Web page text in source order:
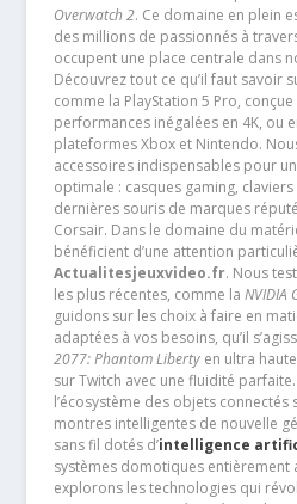
Overwatch 2. Ce domaine en plein
des millions de passionnés à
occupent une place centrale dans
Découvrez tout ce qu’il faut savoir
comme la PlayStation 5 Pro,
performances inégalées en 4K, ou
plateformes Xbox et Nintendo.
accessoires indispensables pour
optimale : casques gaming,
dernières souris de marques
Corsair. Dans le domaine du
bénéficient d’une attention
Actualitesjeuxvideo.fr. Nous
les plus récentes, comme la NVIDIA
guidons sur les choix à faire en
adaptées à vos besoins, qu’il
2077: Phantom Libertyen ultra
sur Twitch avec une fluidité
l’écosystème des objets connectés
montres intelligentes de nouvelle
sans fil dotés d’intelligence
systèmes domotiques entièrement
explorons les technologies qui